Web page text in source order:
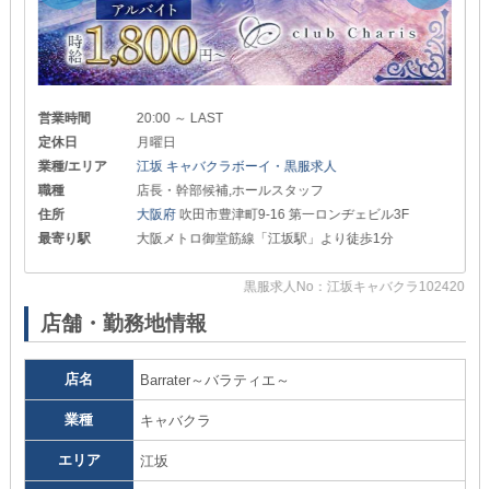
営業時間
20:00 ～ LAST
定休日
月曜日
業種/エリア
江坂 キャバクラボーイ・黒服求人
職種
店長・幹部候補,ホールスタッフ
住所
大阪府 吹田市豊津町9-16 第一ロンヂェビル3F
最寄り駅
大阪メトロ御堂筋線「江坂駅」より徒歩1分
黒服求人No：江坂キャバクラ102420
店舗・勤務地情報
店名 Barrater～バラティエ～
業種 キャバクラ
エリア 江坂